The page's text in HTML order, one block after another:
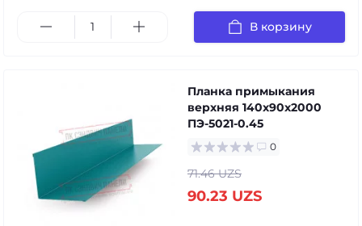
В корзину
Планка примыкания
верхняя 140х90х2000
ПЭ-5021-0.45
0
71.46 UZS
90.23 UZS